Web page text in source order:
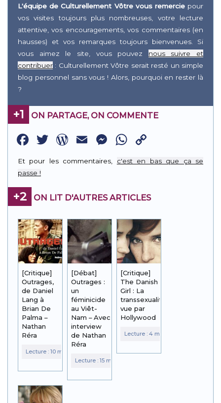
L'équipe de Culturellement Vôtre vous remerciepour
vos visites toujours plus nombreuses, votre lecture
attentive, vos encouragements, vos commentaires (en
hausses) et vos remarques toujours bienvenues. Si
vous aimez le site, vous pouvez nous suivre et
contribuer : Culturellement Vôtre serait resté un simple
blog personnel sans vous ! Alors, pourquoi en rester là
?
+1 ON PARTAGE, ON COMMENTE
Facebook
Twitter
WordPress
EmailMessenger
WhatsApp
Link
Et pour les commentaires, c'est en bas que ça se
passe !
+2 ON LIT D'AUTRES ARTICLES
[Critique]
Outrages,
de Daniel
Lang à
Brian De
Palma –
Nathan
Réra
[Débat]
Outrages :
un
féminicide
au Viêt-
Nam – Avec
interview
de Nathan
Réra
[Critique]
The Danish
Girl : La
transsexualité
vue par
Hollywood